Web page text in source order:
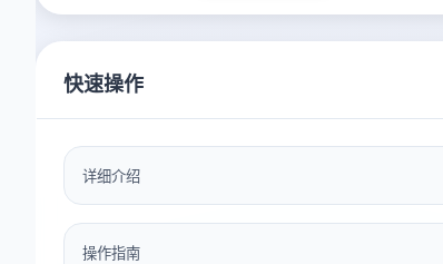
快速操作
详细介绍
操作指南